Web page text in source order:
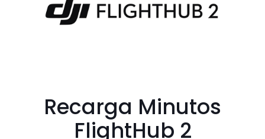
Recarga Minutos
FlightHub 2